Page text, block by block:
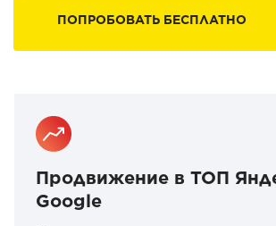
ПОПРОБОВАТЬ БЕСПЛАТНО
Продвижение в ТОП
Google